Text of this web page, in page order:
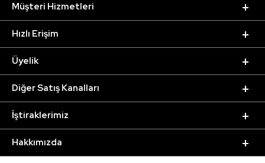
Müşteri Hizmetleri
Hızlı Erişim
Üyelik
Diğer Satış Kanalları
İştiraklerimiz
Hakkımızda